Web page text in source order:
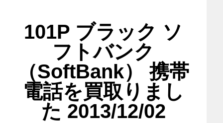
101P ブラック ソ
フトバンク
（SoftBank） 携帯
電話を買取りまし
た 2013/12/02